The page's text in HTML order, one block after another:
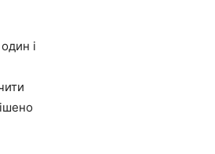
і